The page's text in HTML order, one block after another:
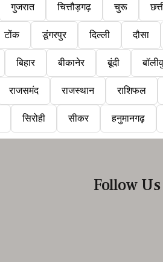
गुजरात चित्तौड़गढ़ चुरू
टोंक डूंगरपुर दिल्ली दौसा
बिहार बीकानेर बूंदी
राजसमंद राजस्थान राशिफल
सिरोही सीकर हनुमानगढ़
Follow Us